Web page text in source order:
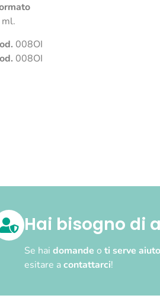
008OI
008OI
Hai bisogno di
Se hai domande o ti serve aiuto
esitare acontattarci!